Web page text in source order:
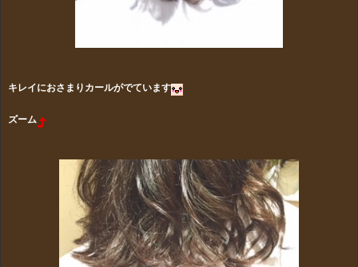
キレイにおさまりカールがでています
ズーム